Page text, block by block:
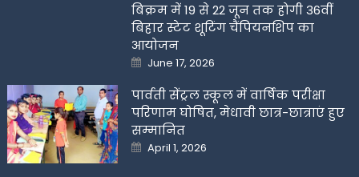
बिक्रम में 19 से 22 जून तक होगी 36वीं
बिहार स्टेट शूटिंग चैंपियनशिप का
आयोजन
Posted
on
June 17, 2026
पार्वती सेंट्रल स्कूल में वार्षिक परीक्षा
परिणाम घोषित, मेधावी छात्र-छात्राएं हुए
सम्मानित
Posted
on
April 1, 2026